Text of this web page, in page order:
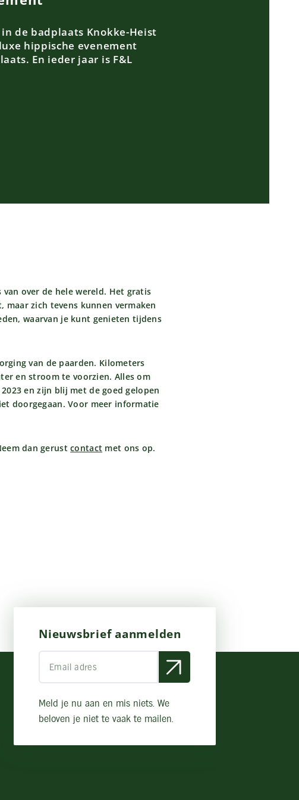
de badplaats Knokke-Heist
hippische evenement
En ieder jaar is F&L
over de hele wereld. Het gratis
zich tevens kunnen vermaken
waarvan je kunt genieten tijdens
van de paarden. Kilometers
en stroom te voorzien. Alles om
en zijn blij met de goed gelopen
doorgegaan. Voor meer informatie
dan gerustcontact met ons op.
Nieuwsbrief aanmelden
Meld je nu aan en mis niets. We
beloven je niet te vaak te mailen.